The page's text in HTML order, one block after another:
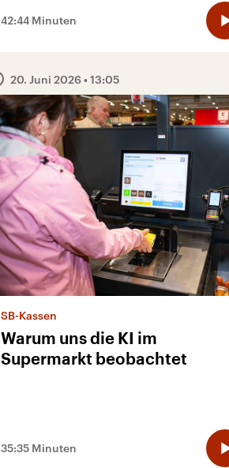
42:44 Minuten
20. Juni 2026• 13:05
SB-Kassen
Warum uns die KI im
Supermarkt beobachtet
35:35 Minuten